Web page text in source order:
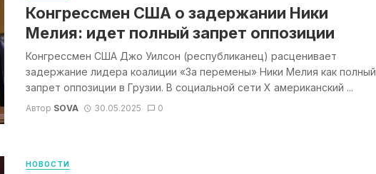
Конгрессмен США о задержании Ники
Мелия: идет полный запрет оппозиции
Конгрессмен США Джо Уилсон (республиканец) расценивает
задержание лидера коалиции «За перемены» Ники Мелия как полный
запрет оппозиции в Грузии. В социальной сети X американский ...
Автор SOVA 30.05.2025 0
НОВОСТИ